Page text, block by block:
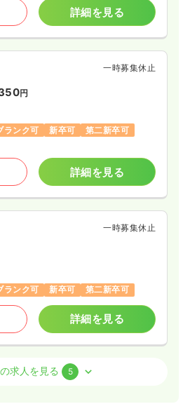
詳細を見る
一時募集休止
円
ランク可 新卒可
第二新卒可
詳細を見る
一時募集休止
ランク可 新卒可 第二新卒可
詳細を見る
准看護師
求人を見る 5